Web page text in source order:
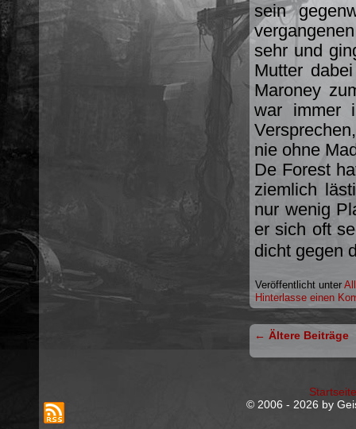
sein
sehr und
Mutter
Maroney
war immer
nie ohne
De Forest
ziemlich
nur wenig
er sich oft
dicht gegen
Veröffentlicht unter
Hinterlasse einen
← Ältere Beiträge
Startseite
© 2006 - 2026 by